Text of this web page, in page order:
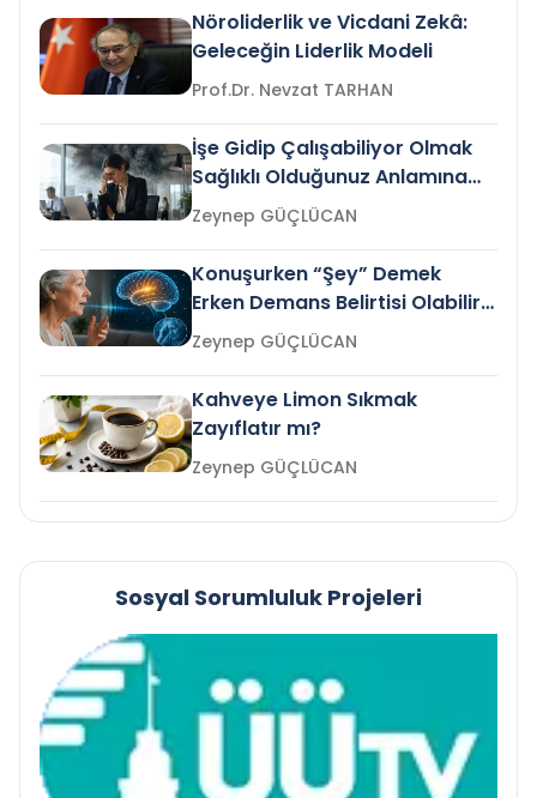
Nöroliderlik ve Vicdani Zekâ:
Geleceğin Liderlik Modeli
Prof.Dr. Nevzat TARHAN
İşe Gidip Çalışabiliyor Olmak
Sağlıklı Olduğunuz Anlamına
Gelir mi?Zeynep GÜÇLÜCAN
Konuşurken “Şey” Demek
Erken Demans Belirtisi Olabilir
mi?
Zeynep GÜÇLÜCAN
Kahveye Limon Sıkmak
Zayıflatır mı?
Zeynep GÜÇLÜCAN
Sosyal Sorumluluk Projeleri